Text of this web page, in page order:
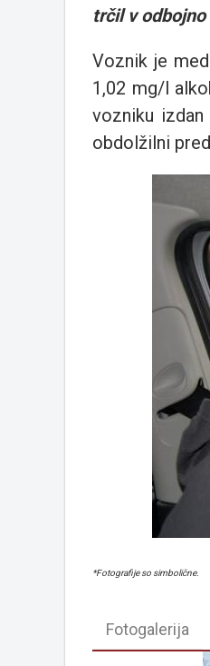
trčil v
Voznik je
1,02 mg/l
vozniku
obdolžilni
*Fotografije so simbolične.
Fotogalerija